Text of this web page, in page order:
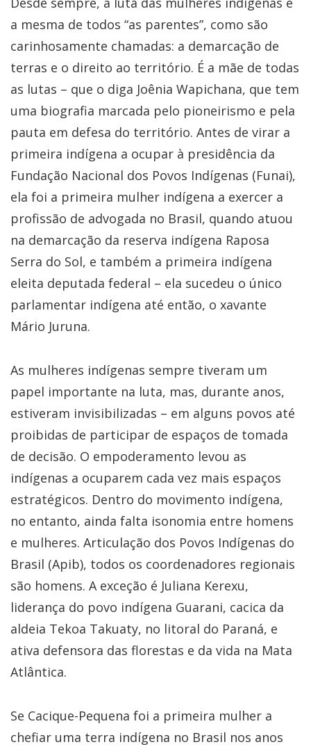
a mesma de todos “as parentes”, como são
carinhosamente chamadas: a demarcação de
terras e o direito ao território. É a mãe de todas
as lutas – que o diga Joênia Wapichana, que tem
uma biografia marcada pelo pioneirismo e pela
pauta em defesa do território. Antes de virar a
primeira indígena a ocupar à presidência da
Fundação Nacional dos Povos Indígenas (Funai),
ela foi a primeira mulher indígena a exercer a
profissão de advogada no Brasil, quando atuou
na demarcação da reserva indígena Raposa
Serra do Sol, e também a primeira indígena
eleita deputada federal – ela sucedeu o único
parlamentar indígena até então, o xavante
Mário Juruna.
As mulheres indígenas sempre tiveram um
papel importante na luta, mas, durante anos,
estiveram invisibilizadas – em alguns povos até
proibidas de participar de espaços de tomada
de decisão. O empoderamento levou as
indígenas a ocuparem cada vez mais espaços
estratégicos. Dentro do movimento indígena,
no entanto, ainda falta isonomia entre homens
e mulheres. Articulação dos Povos Indígenas do
Brasil (Apib), todos os coordenadores regionais
são homens. A exceção é Juliana Kerexu,
liderança do povo indígena Guarani, cacica da
aldeia Tekoa Takuaty, no litoral do Paraná, e
ativa defensora das florestas e da vida na Mata
Atlântica.
Se Cacique-Pequena foi a primeira mulher a
chefiar uma terra indígena no Brasil nos anos